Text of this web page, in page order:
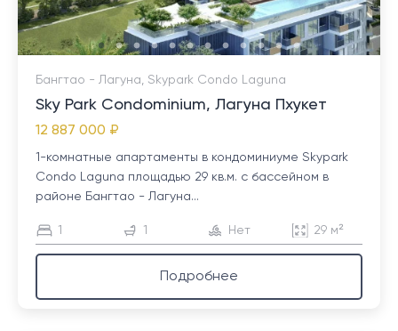
Бангтао - Лагуна, Skypark Condo Laguna
Sky Park Condominium, Лагуна Пхукет
12 887 000 ₽
1-комнатные апартаменты в кондоминиуме Skypark
Condo Laguna площадью 29 кв.м. с бассейном в
районе Бангтао - Лагуна...
1 1 Нет 29 м²
Подробнее